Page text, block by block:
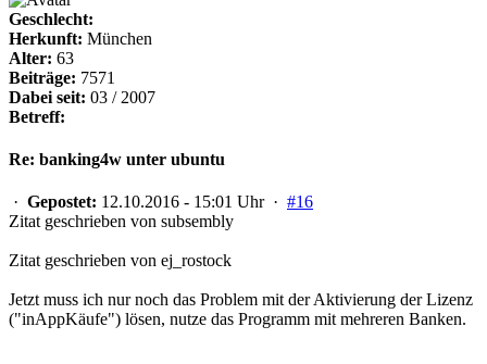
Geschlecht:
Herkunft: München
Alter: 63
Beiträge: 7571
Dabei seit: 03 / 2007
Betreff:
Re: banking4w unter ubuntu
· Gepostet: 12.10.2016 - 15:01 Uhr · #16
Zitat geschrieben von subsembly
Zitat geschrieben von ej_rostock
Jetzt muss ich nur noch das Problem mit der Aktivierung der Lizenz
("inAppKäufe") lösen, nutze das Programm mit mehreren Banken.